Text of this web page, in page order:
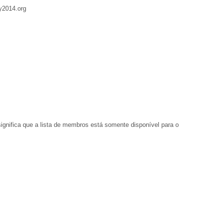
que a lista de membros está somente disponível para o